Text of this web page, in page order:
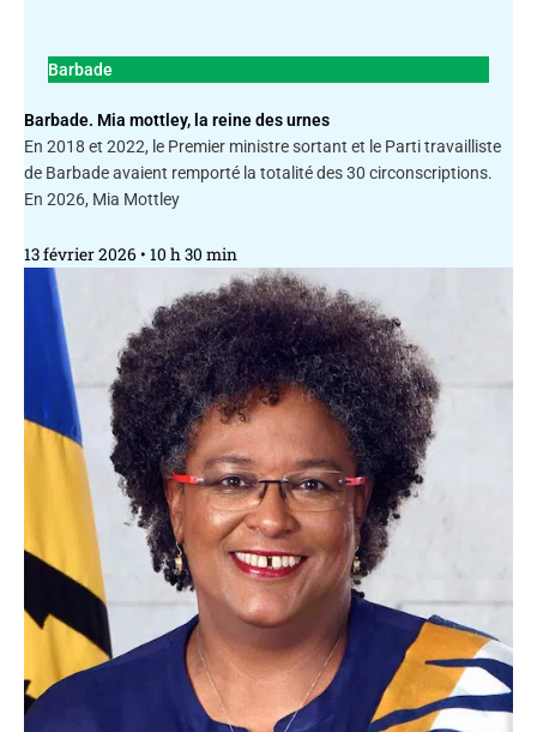
Barbade
Barbade. Mia mottley, la reine des urnes
En 2018 et 2022, le Premier ministre sortant et le Parti travailliste
de Barbade avaient remporté la totalité des 30 circonscriptions.
En 2026, Mia Mottley
13 février 2026 10 h 30 min